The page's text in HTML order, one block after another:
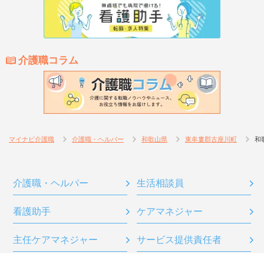
介護職コラム
マイナビ介護職 介護職・ヘルパー 和歌山県 東牟婁郡古座川町 和
介護職・ヘルパー 生活相談員
看護助手 ケアマネジャー
主任ケアマネジャー サービス提供責任者